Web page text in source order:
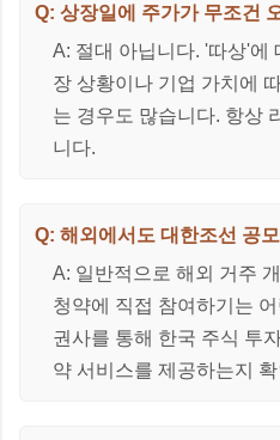
Q: 상장일에 주가가 무조건
A: 절대 아닙니다. '따상'에
장 상황이나 기업 가치에
는 경우도 많습니다. 항상
니다.
Q: 해외에서도 대한조선 공
A: 일반적으로 해외 거주
청약에 직접 참여하기는
권사를 통해 한국 주식 투
약 서비스를 제공하는지